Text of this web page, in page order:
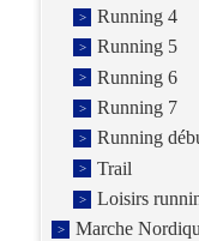
Running 4
Running 5
Running 6
Running 7
Running
Trail
Loisirs
Marche